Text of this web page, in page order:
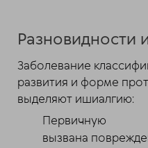
Разновидности
Заболевание
развития и форме
выделяют ишиалгию:
Первичную
вызвана